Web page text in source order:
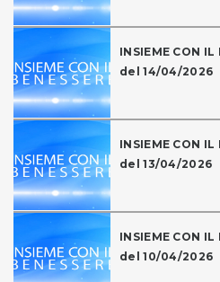
INSIEME CON IL
del 14/04/2026
INSIEME CON IL
del 13/04/2026
INSIEME CON IL
del 10/04/2026